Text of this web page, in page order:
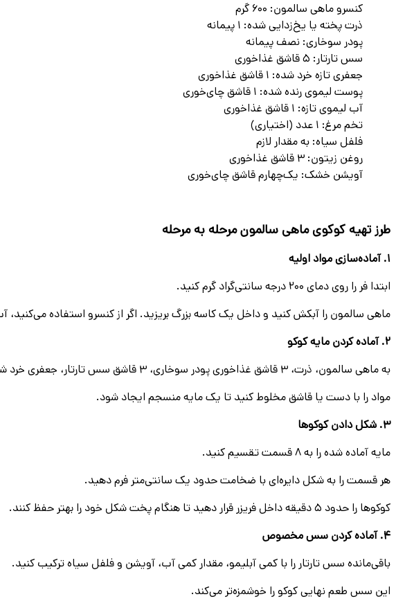
کنسرو ماهی سالمون: ۶۰۰ گرم
ذرت پخته یا یخ‌زدایی شده: ۱ پیمانه
پودر سوخاری: نصف پیمانه
سس تارتار: ۵ قاشق غذاخوری
جعفری تازه خرد شده: ۱ قاشق غذاخوری
پوست لیموی رنده شده: ۱ قاشق چای‌خوری
آب لیموی تازه: ۱ قاشق غذاخوری
تخم مرغ: ۱ عدد (اختیاری)
فلفل سیاه: به مقدار لازم
روغن زیتون: ۳ قاشق غذاخوری
آویشن خشک: یک‌چهارم قاشق چای‌خوری
طرز تهیه کوکوی ماهی سالمون مرحله به مرحله
۱. آماده‌سازی مواد اولیه
ابتدا فر را روی دمای ۲۰۰ درجه سانتی‌گراد گرم کنید.
ماهی سالمون را آبکش کنید و داخل یک کاسه بزرگ بریزید. اگر از کنسرو استفاده می‌کنید،
۲. آماده کردن مایه کوکو
به ماهی سالمون، ذرت، ۳ قاشق غذاخوری پودر سوخاری، ۳ قاشق سس تارتار، جعفری خرد شده، پوست لیمو، فلفل سیاه و در صورت تمایل تخم مرغ را اضافه کنید.
مواد را با دست یا قاشق مخلوط کنید تا یک مایه منسجم ایجاد شود.
۳. شکل دادن کوکوها
مایه آماده شده را به ۸ قسمت تقسیم کنید.
هر قسمت را به شکل دایره‌ای با ضخامت حدود یک سانتی‌متر فرم دهید.
کوکوها را حدود ۵ دقیقه داخل فریزر قرار دهید تا هنگام پخت شکل خود را بهتر حفظ کنند.
۴. آماده کردن سس مخصوص
باقی‌مانده سس تارتار را با کمی آبلیمو، مقدار کمی آب، آویشن و فلفل سیاه ترکیب کنید.
این سس طعم نهایی کوکو را خوشمزه‌تر می‌کند.